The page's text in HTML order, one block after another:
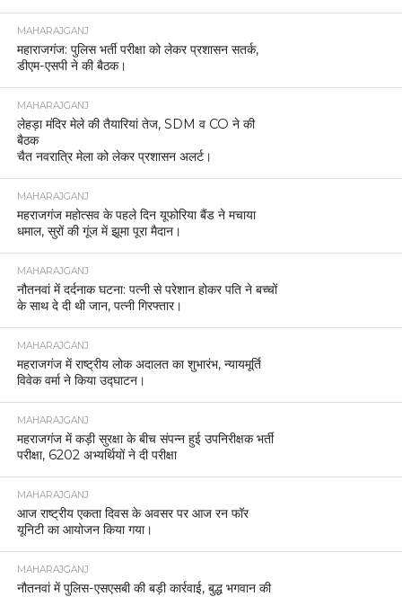
MAHARAJGANJ
महाराजगंज: पुलिस भर्ती परीक्षा को लेकर प्रशासन सतर्क,
डीएम-एसपी ने की बैठक।
MAHARAJGANJ
लेहड़ा मंदिर मेले की तैयारियां तेज, SDM व CO ने की
बैठक
चैत नवरात्रि मेला को लेकर प्रशासन अलर्ट।
MAHARAJGANJ
महराजगंज महोत्सव के पहले दिन यूफोरिया बैंड ने मचाया
धमाल, सुरों की गूंज में झूमा पूरा मैदान।
MAHARAJGANJ
नौतनवां में दर्दनाक घटना: पत्नी से परेशान होकर पति ने बच्चों
के साथ दे दी थी जान, पत्नी गिरफ्तार।
MAHARAJGANJ
महराजगंज में राष्ट्रीय लोक अदालत का शुभारंभ, न्यायमूर्ति
विवेक वर्मा ने किया उद्घाटन।
MAHARAJGANJ
महराजगंज में कड़ी सुरक्षा के बीच संपन्न हुई उपनिरीक्षक भर्ती
परीक्षा, 6202 अभ्यर्थियों ने दी परीक्षा
MAHARAJGANJ
आज राष्ट्रीय एकता दिवस के अवसर पर आज रन फॉर
यूनिटी का आयोजन किया गया।
MAHARAJGANJ
नौतनवां में पुलिस-एसएसबी की बड़ी कार्रवाई, बुद्ध भगवान की